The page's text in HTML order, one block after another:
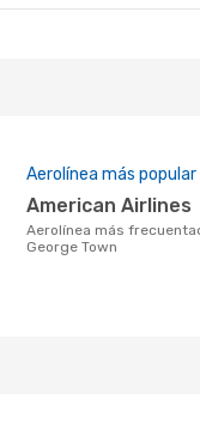
Aerolínea más popular
American Airlines
Aerolínea más frecuentada con vuelos a
George Town